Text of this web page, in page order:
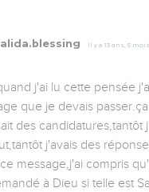
Il y a 13 ans, 5 mois
j'ai lu cette pensée
que je devais
des candidatures,tantôt
j'avais des
message,j'ai compris
à Dieu si telle est